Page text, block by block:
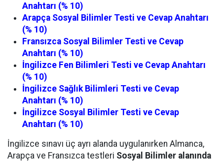
Anahtarı (% 10)
Arapça Sosyal Bilimler Testi ve Cevap Anahtarı
(% 10)
Fransızca Sosyal Bilimler Testi ve Cevap
Anahtarı (% 10)
İngilizce Fen Bilimleri Testi ve Cevap Anahtarı
(% 10)
İngilizce Sağlık Bilimleri Testi ve Cevap
Anahtarı (% 10)
İngilizce Sosyal Bilimler Testi ve Cevap
Anahtarı (% 10)
İngilizce sınavı üç ayrı alanda uygulanırken Almanca,
Arapça ve Fransızca testleri Sosyal Bilimler alanında